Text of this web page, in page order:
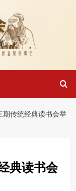
！
传统经典读书会举
典读书会